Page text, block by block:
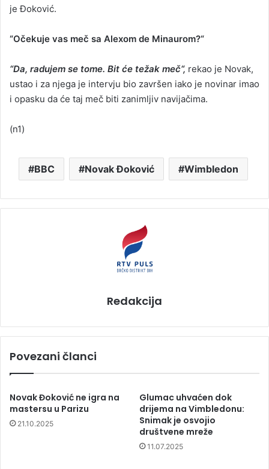
je Đoković.
“Očekuje vas meč sa Alexom de Minaurom?“
“Da, radujem se tome. Bit će težak meč“, rekao je Novak,
ustao i za njega je intervju bio završen iako je novinar imao
i opasku da će taj meč biti zanimljiv navijačima.
(n1)
BBC Novak Đoković Wimbledon
Redakcija
Povezani članci
Novak Đoković ne igra na
mastersu u Parizu
21.10.2025
Glumac uhvaćen dok
drijema na Vimbledonu:
Snimak je osvojio
društvene mreže
11.07.2025